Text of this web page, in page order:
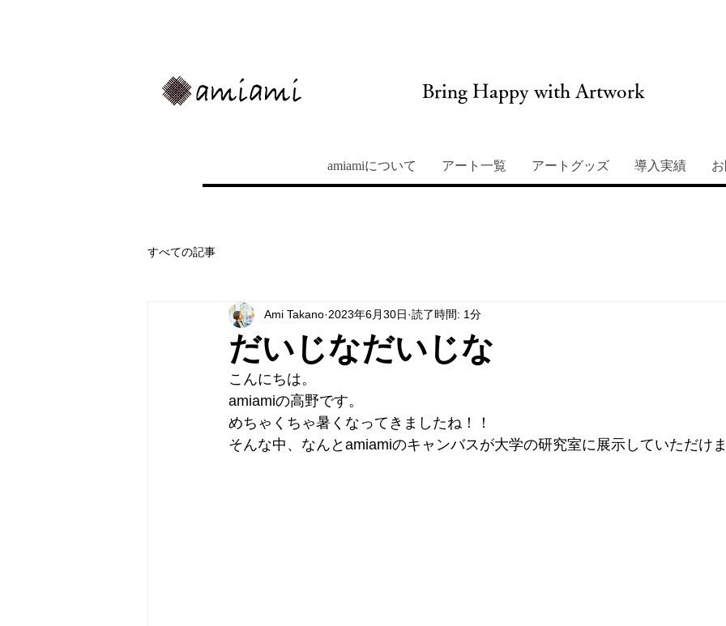
Bring Happy with Artwork
amiamiについて アート一覧 アートグッズ 導入実績
すべての記事
だいじなだいじな
Ami Takano 2023年6月30日 読了時間: 1分
こんにちは。
amiamiの高野です。
めちゃくちゃ暑くなってきましたね！！
そんな中、なんとamiamiのキャンバスが大学の研究室に展示していただけ